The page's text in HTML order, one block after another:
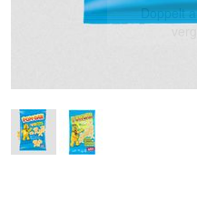
Doppelt